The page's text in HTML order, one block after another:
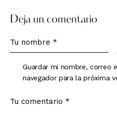
Deja un comentario
Guardar mi nombre, correo
navegador para la próxima